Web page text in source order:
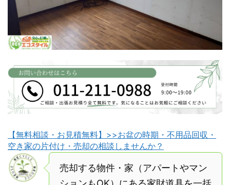
【無料相談・お見積無料】>>お盆の時期・不用品回収・
空き家の片付け・売却の相談しませんか？
売却する物件・家（アパートやマン